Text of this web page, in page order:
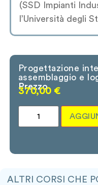
(SSD Impianti
l’Università degli
Progettazione
assemblaggio e
Prezzo
370,00 €
ALTRI CORSI CHE